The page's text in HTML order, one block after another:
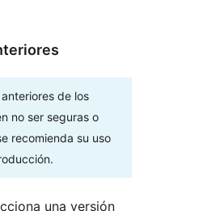
de los
no ser seguras o
recomienda su uso
una versión